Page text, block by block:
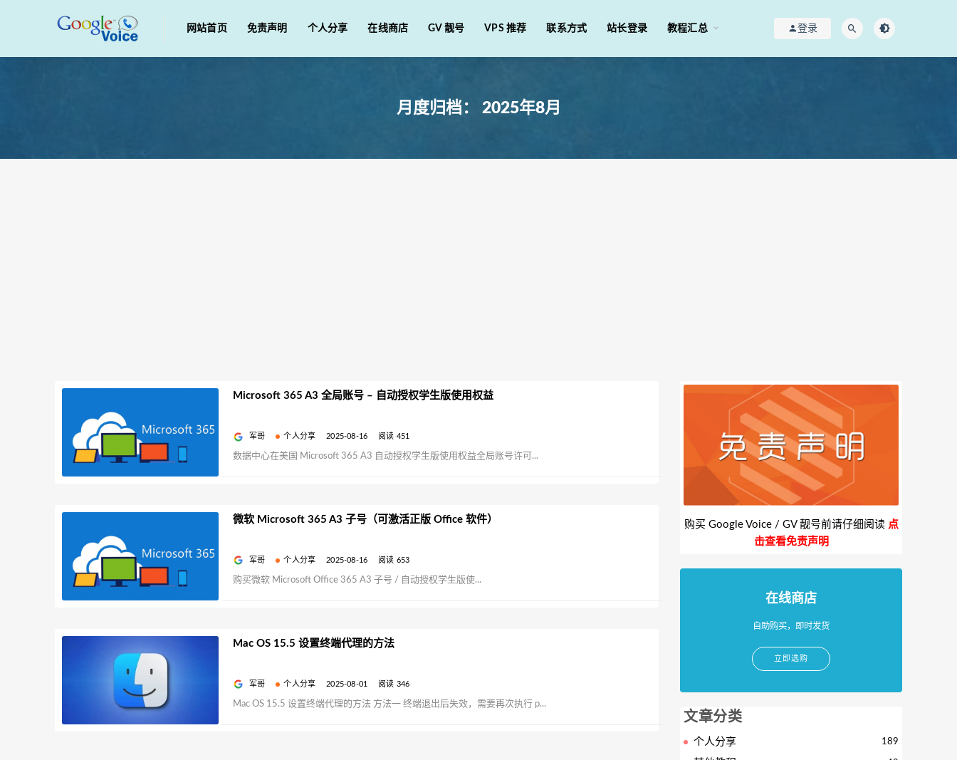
网站首页 免责声明 个人分享 在线商店 GV 靓号 VPS 推荐 联系方式 站长登录 教程汇总 登录
月度归档： 2025年8月
Microsoft 365 A3 全局账号 – 自动授权学生版使用权益
军哥 个人分享 2025-08-16 阅读 451
数据中心在美国 Microsoft 365 A3 自动授权学生版使用权益全局账号许可...
微软 Microsoft 365 A3 子号（可激活正版 Office 软件）
军哥 个人分享 2025-08-16 阅读 653
购买微软 Microsoft Office 365 A3 子号 / 自动授权学生版使...
Mac OS 15.5 设置终端代理的方法
军哥 个人分享 2025-08-01 阅读 346
Mac OS 15.5 设置终端代理的方法 方法一 终端退出后失效，需要再次执行 p...
购买 Google Voice / GV 靓号前请仔细阅读 点
击查看免责声明
在线商店
自助购买，即时发货
立即选购
文章分类
个人分享 189